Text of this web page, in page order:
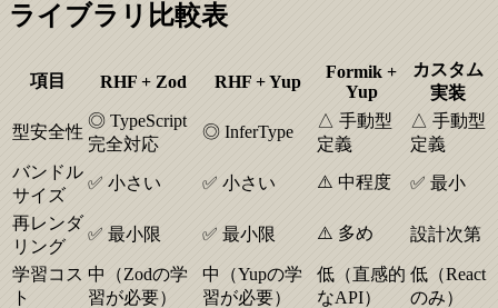
ライブラリ比較表
項目 RHF + Zod RHF + Yup
Formik +
Yup
カスタム
実装
型安全性
◎ TypeScript
完全対応
◎ InferType
△ 手動型
定義
△ 手動型
定義
バンドル
サイズ
✅ 小さい ✅ 小さい ⚠️ 中程度 ✅ 最小
再レンダ
リング
✅ 最小限 ✅ 最小限 ⚠️ 多め 設計次第
学習コス
ト
中（Zodの学
習が必要）
中（Yupの学
習が必要）
低（直感的
なAPI）
低（React
のみ）